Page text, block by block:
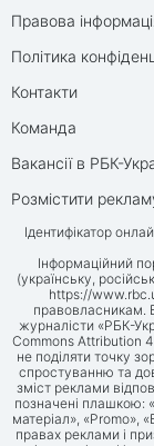
Правова
Політика
Контакти
Команда
Вакансії в РБК-
Розмістити
Ідентифікатор
Інформаційний
(українську,
https://
правовласникам.
журналісти «РБК-
Commons Attribution
не поділяти точку
спростуванню та
зміст реклами
позначені плашкою:
матеріал», «Promo»,
правах реклами і